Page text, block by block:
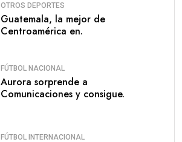
OTROS DEPORTES
Guatemala, la mejor de
Centroamérica en.
FÚTBOL NACIONAL
Aurora sorprende a
Comunicaciones y consigue.
FÚTBOL INTERNACIONAL